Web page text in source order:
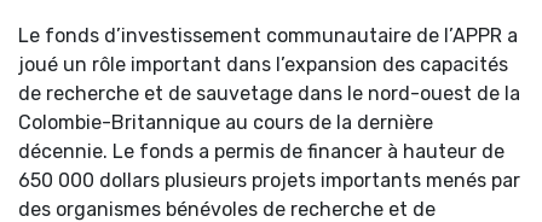
Le fonds d’investissement communautaire de l’APPR a
joué un rôle important dans l’expansion des capacités
de recherche et de sauvetage dans le nord-ouest de la
Colombie-Britannique au cours de la dernière
décennie. Le fonds a permis de financer à hauteur de
650 000 dollars plusieurs projets importants menés par
des organismes bénévoles de recherche et de